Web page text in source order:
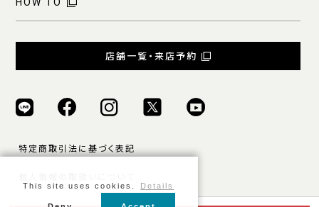
店舗一覧・来店予約
特定商取引法に基づく表記
This site uses cookies. Details